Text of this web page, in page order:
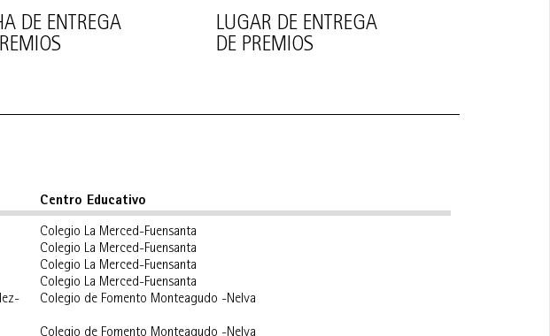
DE ENTREGA
LUGAR DE ENTREGA
DE PREMIOS
Centro Educativo
Colegio La Merced-Fuensanta
Colegio La Merced-Fuensanta
Colegio La Merced-Fuensanta
Colegio La Merced-Fuensanta
Colegio de Fomento Monteagudo -Nelva
Colegio de Fomento Monteagudo -Nelva